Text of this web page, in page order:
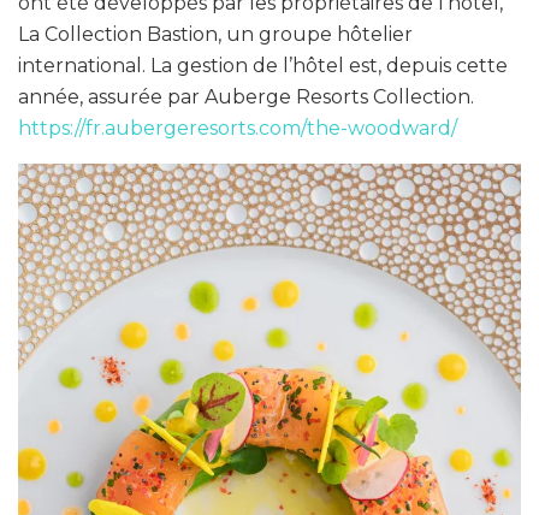
La Collection Bastion, un groupe hôtelier
international. La gestion de l’hôtel est, depuis cette
année, assurée par Auberge Resorts Collection.
https://fr.aubergeresorts.com/the-woodward/